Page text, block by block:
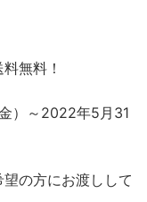
無料！
）～2022年5月31
の方にお渡しして